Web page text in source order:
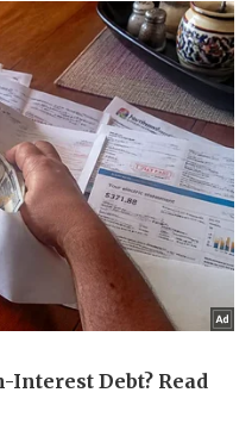
Đời sống
Nhà đẹp
Blog
Tình yêu - Gia đình